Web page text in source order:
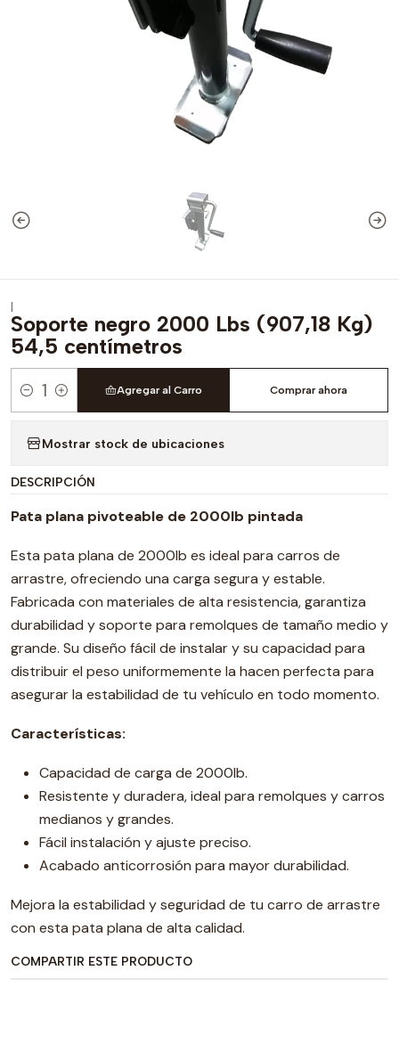
|
Soporte negro 2000 Lbs (907,18 Kg)
54,5 centímetros
Cantidad
Agregar al Carro Comprar ahora
Mostrar stock de ubicaciones
DESCRIPCIÓN
Pata plana pivoteable de 2000lb pintada
Esta pata plana de 2000lb es ideal para carros de
arrastre, ofreciendo una carga segura y estable.
Fabricada con materiales de alta resistencia, garantiza
durabilidad y soporte para remolques de tamaño medio y
grande. Su diseño fácil de instalar y su capacidad para
distribuir el peso uniformemente la hacen perfecta para
asegurar la estabilidad de tu vehículo en todo momento.
Características:
Capacidad de carga de 2000lb.
Resistente y duradera, ideal para remolques y carros
medianos y grandes.
Fácil instalación y ajuste preciso.
Acabado anticorrosión para mayor durabilidad.
Mejora la estabilidad y seguridad de tu carro de arrastre
con esta pata plana de alta calidad.
COMPARTIR ESTE PRODUCTO